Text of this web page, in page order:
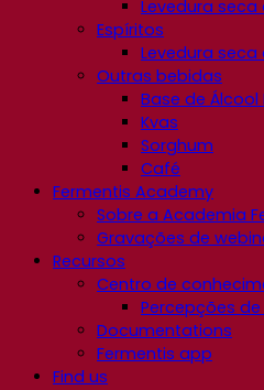
Levedura
Espíritos
Levedura
Outras bebidas
Base de Álcool
Kvas
Sorghum
Café
Fermentis Academy
Sobre a Academia
Gravações de
Recursos
Centro de
Percepções
Documentations
Fermentis app
Find us